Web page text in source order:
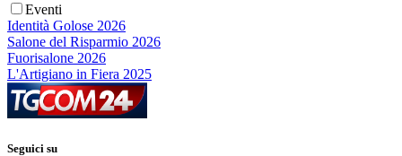
Eventi
Identità Golose 2026
Salone del Risparmio 2026
Fuorisalone 2026
L'Artigiano in Fiera 2025
Seguici su